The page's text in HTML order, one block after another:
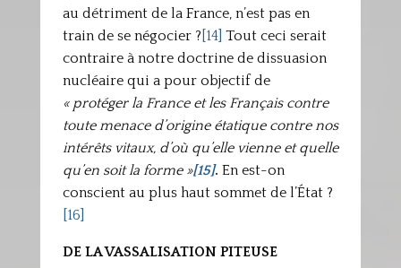
au détriment de la France, n’est pas en
train de se négocier ? [14] Tout ceci serait
contraire à notre doctrine de dissuasion
nucléaire qui a pour objectif de
« protéger la France et les Français contre
toute menace d’origine étatique contre nos
intérêts vitaux, d’où qu’elle vienne et quelle
qu’en soit la forme »[15]. En est-on
conscient au plus haut sommet de l’État ?
[16]
DE LA VASSALISATION PITEUSE